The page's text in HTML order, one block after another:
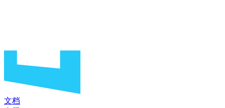
文档